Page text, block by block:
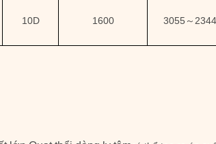
10D 1600 3055～ 2344